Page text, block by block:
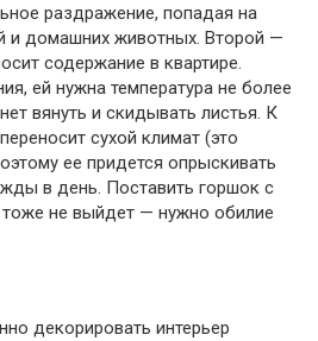
раздражение, попадая на
и домашних животных. Второй —
содержание в квартире.
ей нужна температура не более
вянуть и скидывать листья. К
сухой климат (это
ее придется опрыскивать
в день. Поставить горшок с
не выйдет — нужно обилие
декорировать интерьер